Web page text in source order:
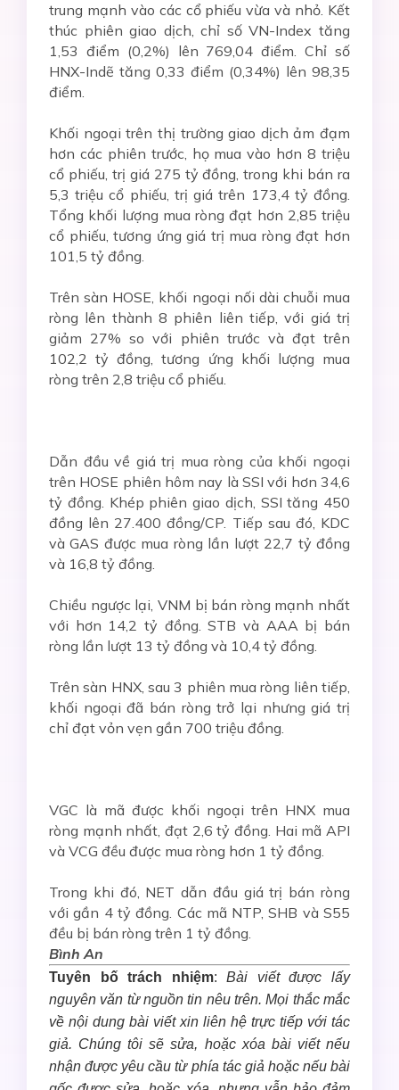
trung mạnh vào các cổ phiếu vừa và nhỏ. Kết
thúc phiên giao dịch, chỉ số VN-Index tăng
1,53 điểm (0,2%) lên 769,04 điểm. Chỉ số
HNX-Indẽ tăng 0,33 điểm (0,34%) lên 98,35
điểm.
Khối ngoại trên thị trường giao dịch ảm đạm
hơn các phiên trước, họ mua vào hơn 8 triệu
cổ phiếu, trị giá 275 tỷ đồng, trong khi bán ra
5,3 triệu cổ phiếu, trị giá trên 173,4 tỷ đồng.
Tổng khối lượng mua ròng đạt hơn 2,85 triệu
cổ phiếu, tương ứng giá trị mua ròng đạt hơn
101,5 tỷ đồng.
Trên sàn HOSE, khối ngoại nối dài chuỗi mua
ròng lên thành 8 phiên liên tiếp, với giá trị
giảm 27% so với phiên trước và đạt trên
102,2 tỷ đồng, tương ứng khối lượng mua
ròng trên 2,8 triệu cổ phiếu.
Dẫn đầu về giá trị mua ròng của khối ngoại
trên HOSE phiên hôm nay là SSI với hơn 34,6
tỷ đồng. Khép phiên giao dịch, SSI tăng 450
đồng lên 27.400 đồng/CP. Tiếp sau đó, KDC
và GAS được mua ròng lần lượt 22,7 tỷ đồng
và 16,8 tỷ đồng.
Chiều ngược lại, VNM bị bán ròng mạnh nhất
với hơn 14,2 tỷ đồng. STB và AAA bị bán
ròng lần lượt 13 tỷ đồng và 10,4 tỷ đồng.
Trên sàn HNX, sau 3 phiên mua ròng liên tiếp,
khối ngoại đã bán ròng trở lại nhưng giá trị
chỉ đạt vỏn vẹn gần 700 triệu đồng.
VGC là mã được khối ngoại trên HNX mua
ròng mạnh nhất, đạt 2,6 tỷ đồng. Hai mã API
và VCG đều được mua ròng hơn 1 tỷ đồng.
Trong khi đó, NET dẫn đầu giá trị bán ròng
với gần 4 tỷ đồng. Các mã NTP, SHB và S55
đều bị bán ròng trên 1 tỷ đồng.
Bình An
Tuyên bố trách nhiệm:Bài viết được lấy
nguyên văn từ nguồn tin nêu trên. Mọi thắc mắc
về nội dung bài viết xin liên hệ trực tiếp với tác
giả. Chúng tôi sẽ sửa, hoặc xóa bài viết nếu
nhận được yêu cầu từ phía tác giả hoặc nếu bài